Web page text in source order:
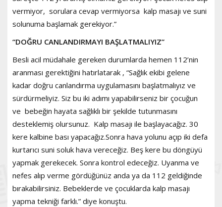
vermiyor, sorulara cevap vermiyorsa kalp masajı ve suni
solunuma başlamak gerekiyor.”
“DOĞRU CANLANDIRMAYI BAŞLATMALIYIZ”
Besli acil müdahale gereken durumlarda hemen 112’nin
aranması gerektiğini hatırlatarak , “Sağlık ekibi gelene
kadar doğru canlandırma uygulamasını başlatmalıyız ve
sürdürmeliyiz. Siz bu iki adımı yapabilirseniz bir çocuğun
ve bebeğin hayata sağlıklı bir şekilde tutunmasını
desteklemiş olursunuz. Kalp masajı ile başlayacağız. 30
kere kalbine bası yapacağız.Sonra hava yolunu açıp iki defa
kurtarıcı suni soluk hava vereceğiz. Beş kere bu döngüyü
yapmak gerekecek. Sonra kontrol edeceğiz. Uyanma ve
nefes alıp verme gördüğünüz anda ya da 112 geldiğinde
bırakabilirsiniz. Bebeklerde ve çocuklarda kalp masajı
yapma tekniği farklı.” diye konuştu.